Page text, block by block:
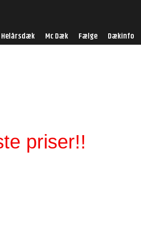
Helårsdæk Mc Dæk Fælge Dækinfo
priser!!